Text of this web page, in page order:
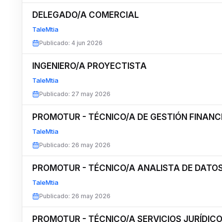
DELEGADO/A COMERCIAL
TaleMtia
Publicado: 4 jun 2026
INGENIERO/A PROYECTISTA
TaleMtia
Publicado: 27 may 2026
PROMOTUR - TÉCNICO/A DE GESTIÓN
TaleMtia
Publicado: 26 may 2026
PROMOTUR - TÉCNICO/A ANALISTA DE
TaleMtia
Publicado: 26 may 2026
PROMOTUR - TÉCNICO/A SERVICIOS